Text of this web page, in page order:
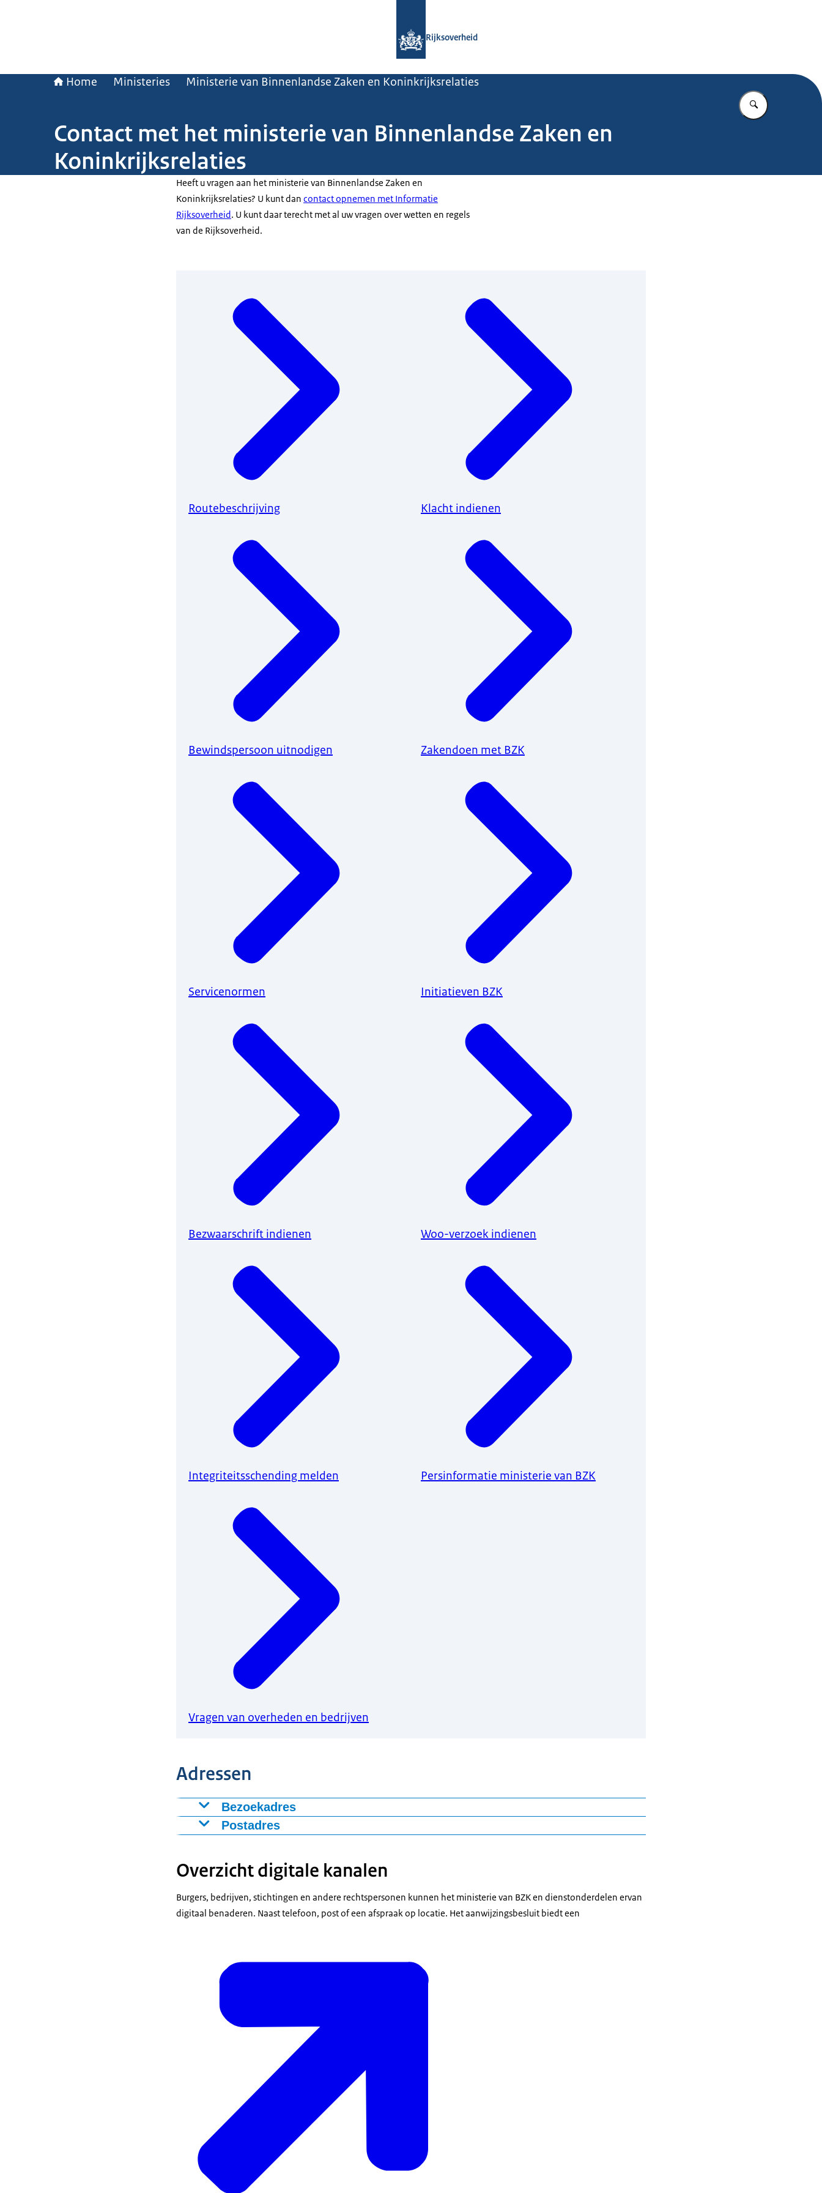
Rijksoverheid
Home Ministeries Ministerie van Binnenlandse Zaken en Koninkrijksrelaties
Vul in wat u
Contact met het ministerie van Binnenlandse Zaken en
Koninkrijksrelaties
Heeft u vragen aan het ministerie van Binnenlandse Zaken en
Koninkrijksrelaties? U kunt dan contact opnemen met Informatie
Rijksoverheid. U kunt daar terecht met al uw vragen over wetten en regels
van de Rijksoverheid.
Routebeschrijving
Bewindspersoon uitnodigen
Servicenormen
Bezwaarschrift indienen
Integriteitsschending melden
Vragen van overheden en bedrijven
Klacht indienen
Zakendoen met BZK
Initiatieven BZK
Woo-verzoek indienen
Persinformatie ministerie van BZK
Adressen
Bezoekadres
Ministerie van Binnenlandse Zaken en Koninkrijksrelaties (BZK)
Telefoonnummer
Postadres
2500 EA Den Haag
Overzicht digitale kanalen
Burgers, bedrijven, stichtingen en andere rechtspersonen kunnen het ministerie van BZK en dienstonderdelen ervan
digitaal benaderen. Naast telefoon, post of een afspraak op locatie. Het aanwijzingsbesluit biedt een